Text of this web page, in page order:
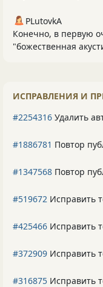
PLutоvkА
Конечно, в первую
"божественная
ИСПРАВЛЕНИЯ И
#2254316 Удалить
#1886781 Повтор
#1347568 Повтор
#519672 Исправить
#425466 Исправить
#372909 Исправить
#316875 Исправить